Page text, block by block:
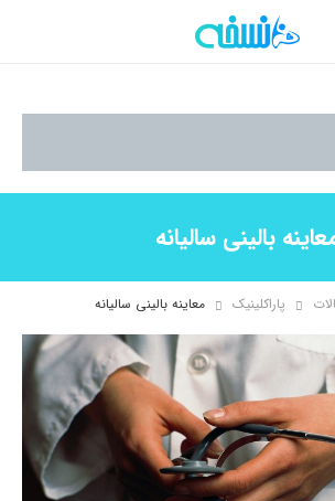
بالینی سالیانه
پاراکلینیک معاینه بالینی سالیانه